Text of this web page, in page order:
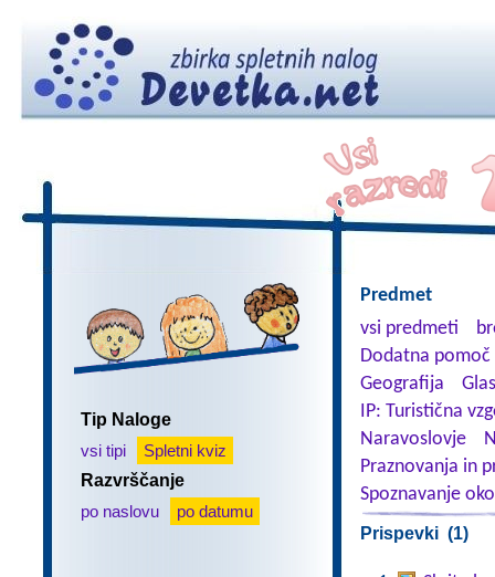
Tip Naloge
vsi tipi
Spletni kviz
Razvrščanje
po naslovu
po datumu
Predmet
vsi predmeti
Dodatna
Geografija
IP: Turistična
Naravoslovje
Praznovanja in
Spoznavanje
Prispevki (1)